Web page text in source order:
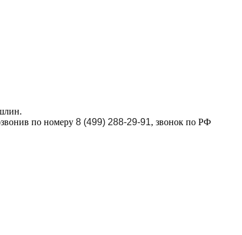
по номеру 8 (499) 288-29-91, звонок по РФ